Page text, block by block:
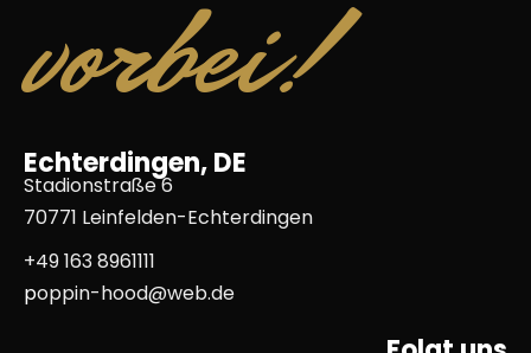
vorbei!
Echterdingen, DE
Stadionstraße 6
70771 Leinfelden-Echterdingen
+49 163 8961111
poppin-hood@web.de